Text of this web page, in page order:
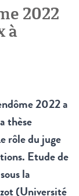
2022
à
2022 a
thèse
rôle du juge
Etude de
la
(Université